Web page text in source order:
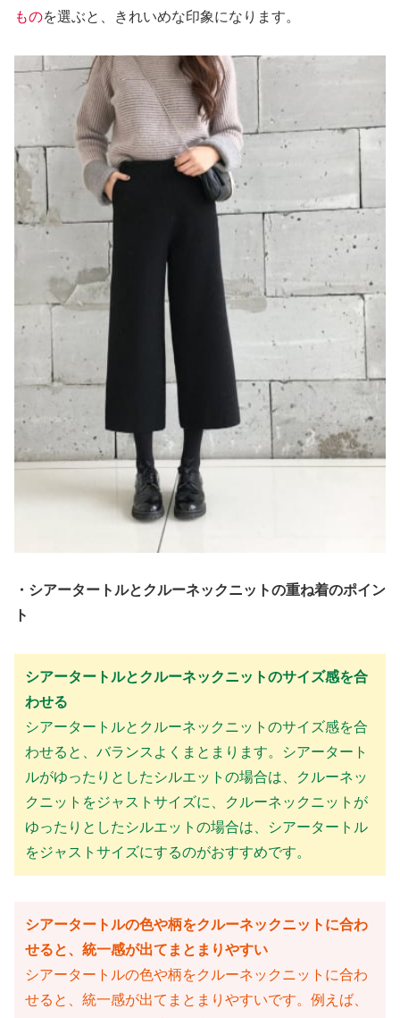
ものを選ぶと、きれいめな印象になります。
・シアータートルとクルーネックニットの重ね着のポイン
ト
シアータートルとクルーネックニットのサイズ感を合
わせる
シアータートルとクルーネックニットのサイズ感を合
わせると、バランスよくまとまります。シアータート
ルがゆったりとしたシルエットの場合は、クルーネッ
クニットをジャストサイズに、クルーネックニットが
ゆったりとしたシルエットの場合は、シアータートル
をジャストサイズにするのがおすすめです。
シアータートルの色や柄をクルーネックニットに合わ
せると、統一感が出てまとまりやすい
シアータートルの色や柄をクルーネックニットに合わ
せると、統一感が出てまとまりやすいです。例えば、